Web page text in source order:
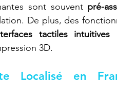
sont souvent pré-
tactiles intuitives
3D.
Localisé en